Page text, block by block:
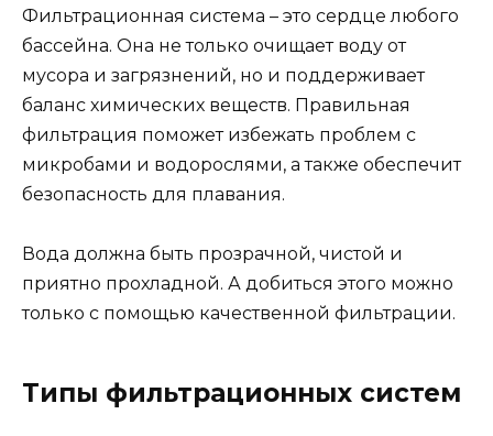
Фильтрационная система – это сердце любого
бассейна. Она не только очищает воду от
мусора и загрязнений, но и поддерживает
баланс химических веществ. Правильная
фильтрация поможет избежать проблем с
микробами и водорослями, а также обеспечит
безопасность для плавания.
Вода должна быть прозрачной, чистой и
приятно прохладной. А добиться этого можно
только с помощью качественной фильтрации.
Типы фильтрационных систем